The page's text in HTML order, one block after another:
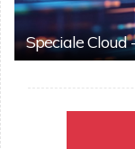
Speciale Cloud